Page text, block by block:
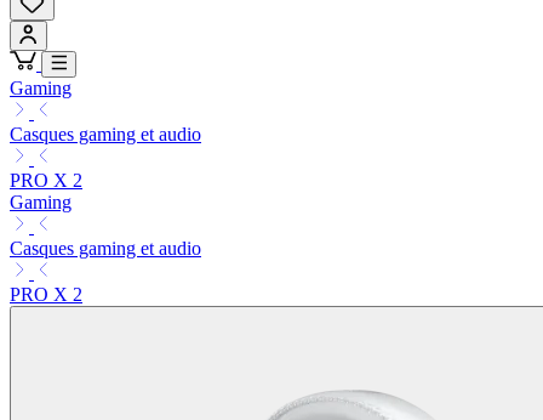
Gaming
Casques gaming et audio
PRO X 2
Gaming
Casques gaming et audio
PRO X 2